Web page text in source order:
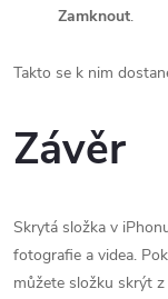
Zamknout.
Takto se k nim
Závěr
Skrytá složka v
fotografie a videa.
můžete složku skrýt